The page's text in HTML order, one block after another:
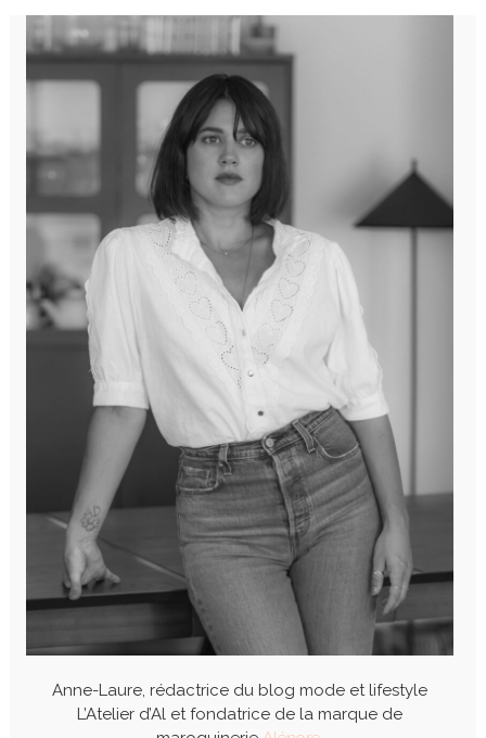
Anne-Laure, rédactrice du blog mode et lifestyle
L’Atelier d’Al et fondatrice de la marque de